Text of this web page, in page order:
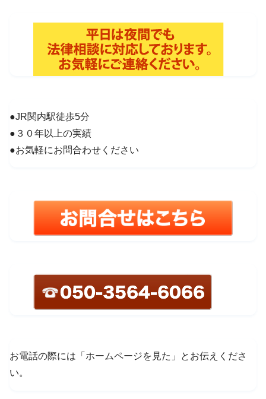
●JR関内駅徒歩5分
●３０年以上の実績
●お気軽にお問合わせください
お電話の際には「ホームページを見た」とお伝えくださ
い。